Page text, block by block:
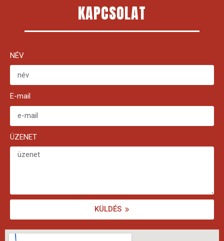
KAPCSOLAT
NÉV
E-mail
ÜZENET
KÜLDÉS